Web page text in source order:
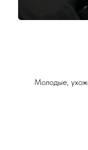
Молодые,